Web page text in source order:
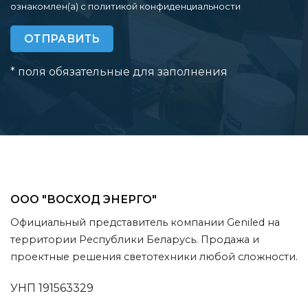
ознакомлен(а) с политикой конфиденциальности
* поля обязательные для заполнения
ООО "ВОСХОД ЭНЕРГО"
Официальный представитель компании Geniled на
территории Республики Беларусь. Продажа и
проектные решения светотехники любой сложности.
УНП 191563329